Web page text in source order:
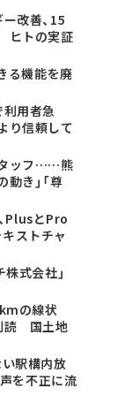
改善、15
ヒトの実証
る機能を廃
利用者急
り信頼して
タッフ……熊
き」「尊
PlusとPro
キストチャ
株式会社」
の線状
読 国土地
い駅構内放
を不正に流